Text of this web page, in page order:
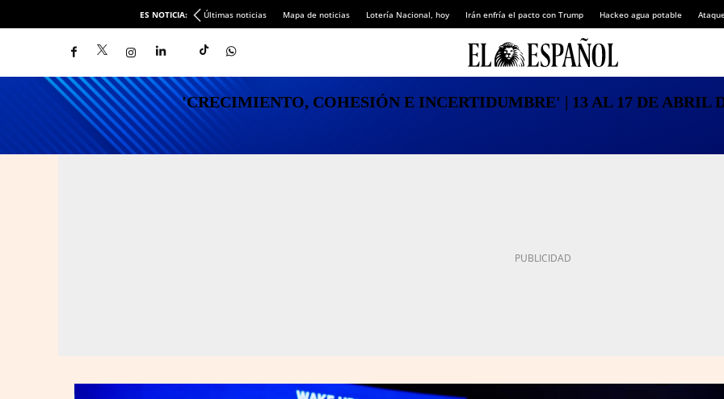
ES NOTICIA: Últimas noticias Mapa de noticias Lotería Nacional, hoy Irán enfría el pacto con Trump Hackeo agua potable
'CRECIMIENTO, COHESIÓN E INCERTIDUMBRE' | 13 AL 17 DE ABRIL